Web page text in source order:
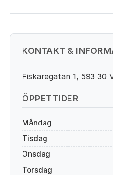
KONTAKT &
Fiskaregatan 1, 593 30
ÖPPETTIDER
Måndag
Tisdag
Onsdag
Torsdag